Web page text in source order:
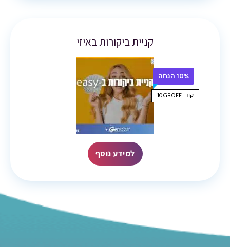
קניית ביקורות באיזי
10% הנחה
קוד: 10GBOFF
למידע נוסף